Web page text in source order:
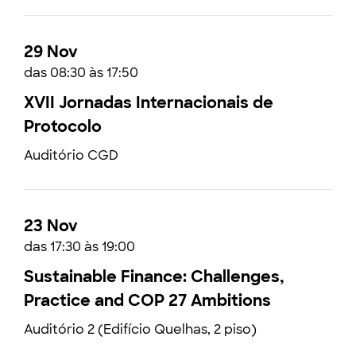
29 Nov
das 08:30 às 17:50
XVII Jornadas Internacionais de
Protocolo
Auditório CGD
23 Nov
das 17:30 às 19:00
Sustainable Finance: Challenges,
Practice and COP 27 Ambitions
Auditório 2 (Edifício Quelhas, 2 piso)